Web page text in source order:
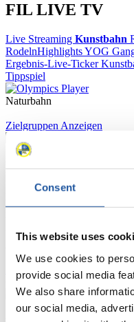
Consent
This website uses
We use cookies to
provide social media
We also share
our social media,
FIL LIVE TV
Live Streaming Kunstbahn
RodelnHighlights YOG
Ergebnis-Live-Ticker
Tippspiel
Naturbahn
Zielgruppen Anzeigen
Für Presse- und
haben Zugriff auf
beantragen, die Grundregeln
>> Weiter